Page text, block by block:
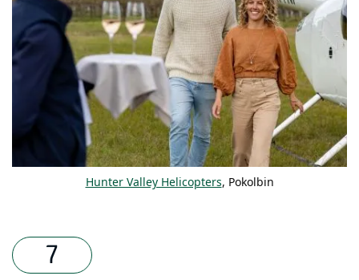
Hunter Valley Helicopters, Pokolbin